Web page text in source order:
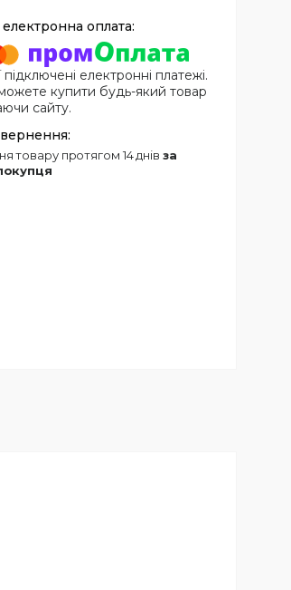
підключені електронні платежі.
купити будь-який товар
сайту.
товару протягом 14 днів за